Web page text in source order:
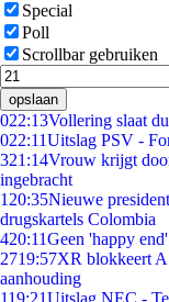
Special
Poll
Scrollbar gebruiken
opslaan
022:13Vollering slaat
022:11Uitslag PSV -
321:14Vrouw krijgt
ingebracht
1 20:35Nieuwe
drugskartels Colombia
420:11Geen 'happy
2719:57XR blokkeert
aanhouding
119:21Uitslag NEC -